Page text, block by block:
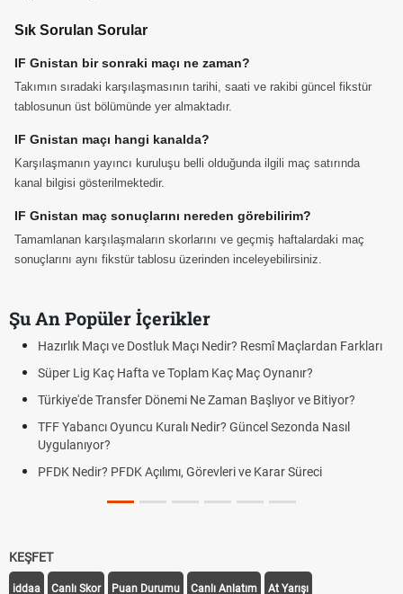
Sık Sorulan Sorular
IF Gnistan bir sonraki maçı ne zaman?
Takımın sıradaki karşılaşmasının tarihi, saati ve rakibi güncel fikstür
tablosunun üst bölümünde yer almaktadır.
IF Gnistan maçı hangi kanalda?
Karşılaşmanın yayıncı kuruluşu belli olduğunda ilgili maç satırında
kanal bilgisi gösterilmektedir.
IF Gnistan maç sonuçlarını nereden görebilirim?
Tamamlanan karşılaşmaların skorlarını ve geçmiş haftalardaki maç
sonuçlarını aynı fikstür tablosu üzerinden inceleyebilirsiniz.
Şu An Popüler İçerikler
Maçı ve Dostluk Maçı Nedir? Resmî Maçlardan Farkları
Kaç Hafta ve Toplam Kaç Maç Oynanır?
Transfer Dönemi Ne Zaman Başlıyor ve Bitiyor?
Oyuncu Kuralı Nedir? Güncel Sezonda Nasıl
PFDK Açılımı, Görevleri ve Karar Süreci
Puan
Futbol
KEŞFET